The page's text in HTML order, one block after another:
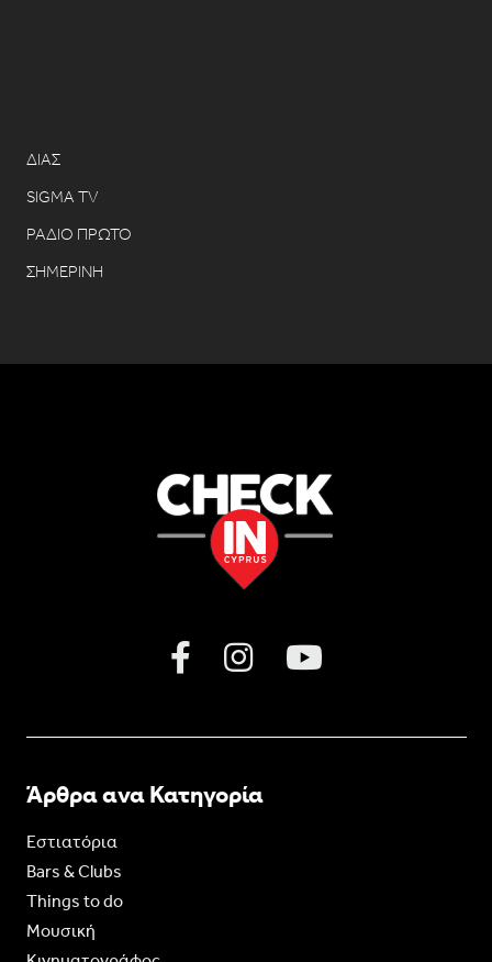
ΔΙΑΣ
SIGMA TV
ΡΑΔΙΟ ΠΡΩΤΟ
ΣΗΜΕΡΙΝΗ
Άρθρα ανα Κατηγορία
Εστιατόρια
Bars & Clubs
Things to do
Moυσική